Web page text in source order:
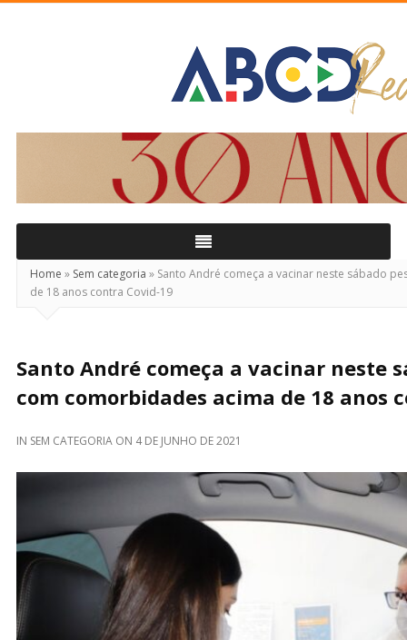
Home » Sem categoria » Santo André começa a vacinar neste sábado
de 18 anos contra Covid-19
Santo André começa a vacinar neste
com comorbidades acima de 18 anos
IN SEM CATEGORIA ON 4 DE JUNHO DE 2021